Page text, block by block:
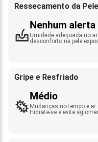
Ressecamento da Pele
Nenhum alerta
Umidade adequada no
desconforto na pele
Gripe e Resfriado
Médio
Mudanças no tempo e
Hidrate-se e evite